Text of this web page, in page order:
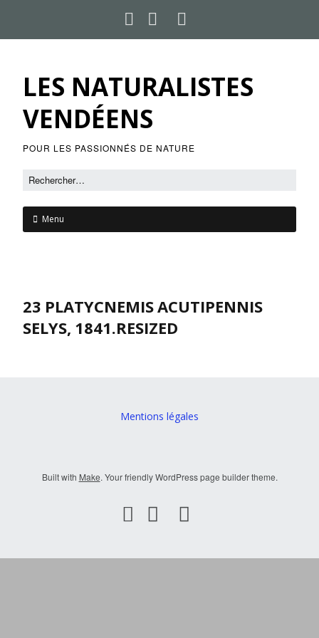
LES NATURALISTES
VENDÉENS
POUR LES PASSIONNÉS DE NATURE
Menu
23 PLATYCNEMIS ACUTIPENNIS
SELYS, 1841.RESIZED
Mentions légales
Built with Make. Your friendly WordPress page builder theme.